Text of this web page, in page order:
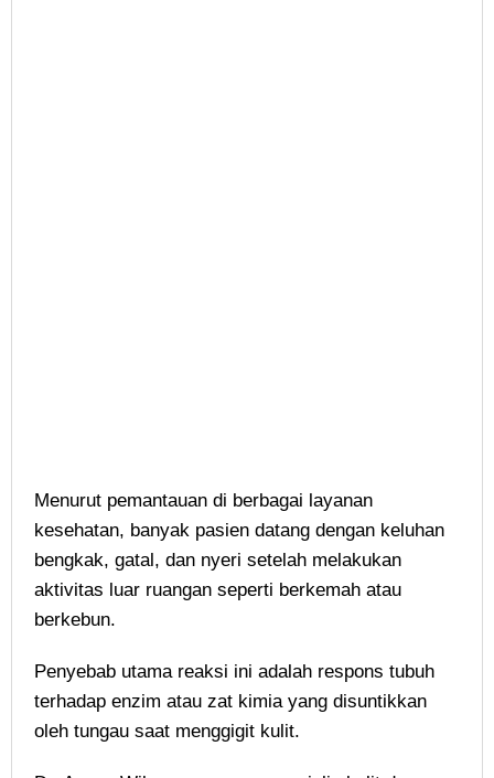
Menurut pemantauan di berbagai layanan
kesehatan, banyak pasien datang dengan keluhan
bengkak, gatal, dan nyeri setelah melakukan
aktivitas luar ruangan seperti berkemah atau
berkebun.
Penyebab utama reaksi ini adalah respons tubuh
terhadap enzim atau zat kimia yang disuntikkan
oleh tungau saat menggigit kulit.